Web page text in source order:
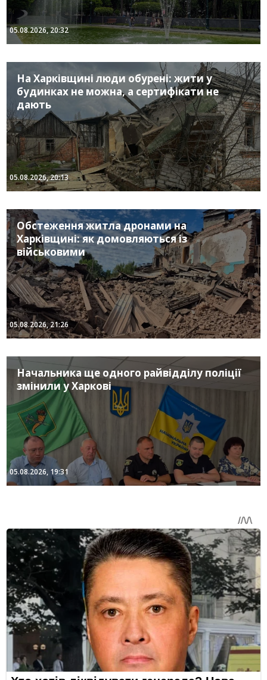
05.08.2026, 20:32
На Харківщині люди обурені: жити у
будинках не можна, а сертифікати не
дають
05.08.2026, 20:13
Обстеження житла дронами на
Харківщині: як домовляються із
військовими
05.08.2026, 21:26
Начальника ще одного райвідділу поліції
змінили у Харкові
05.08.2026, 19:31